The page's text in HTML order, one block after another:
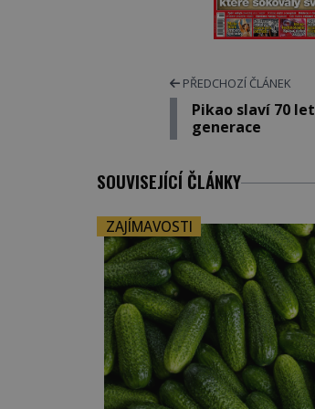
PŘEDCHOZÍ ČLÁNEK
Pikao slaví 70
generace
SOUVISEJÍCÍ ČLÁNKY
ZAJÍMAVOSTI